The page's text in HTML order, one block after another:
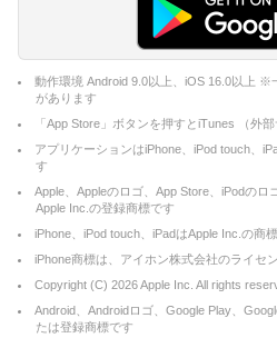
動作環境 Android 9.0以上、iOS 16.0以上 ※
があります
「App Store」ボタンを押すとiTunes （外
アプリケーションはiPhone、iPod touch、
す
Apple、Appleのロゴ、App Store、iPodの
Apple Inc.の登録商標です
iPhone、iPod touch、iPadはApple Inc.の商
iPhone商標は、アイホン株式会社のライセ
Copyright (C) 2026Apple Inc. All rights
Android、Androidロゴ、Google Play、
たは登録商標です